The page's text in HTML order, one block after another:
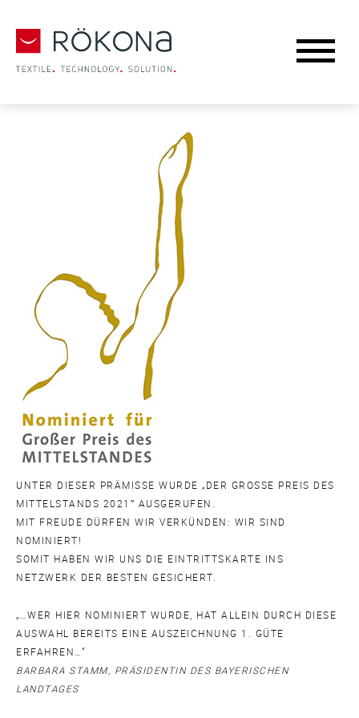
UNTER DIESER PRÄMISSE WURDE „DER GROSSE PREIS DES M
ITTELSTANDS 2021″ AUSGERUFEN.
MIT FREUDE DÜRFEN WIR VERKÜNDEN: WIR SIND
NOMINIERT!
SOMIT HABEN WIR UNS DIE EINTRITTSKARTE INS
NETZWERK DER BESTEN GESICHERT.
„…WER HIER NOMINIERT WURDE, HAT ALLEIN DURCH DIESE
AUSWAHL BEREITS EINE AUSZEICHNUNG 1. GÜTE
ERFAHREN…“
BARBARA STAMM, PRÄSIDENTIN DES BAYERISCHEN
LANDTAGES